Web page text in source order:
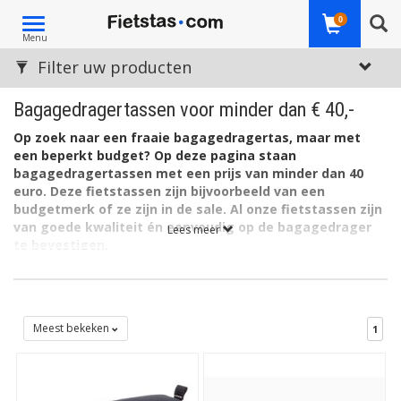
Toggle
navigation
Menu
0
Bagagedragertassen voor minder dan € 40,-
Op zoek naar een fraaie bagagedragertas, maar met
een beperkt budget? Op deze pagina staan
bagagedragertassen met een prijs van minder dan 40
euro. Deze fietstassen zijn bijvoorbeeld van een
budgetmerk of ze zijn in de sale. Al onze fietstassen zijn
van goede kwaliteit én eenvoudig op de bagagedrager
Prijzen van bagagedragertassen
een fietstas. Een goedkope, eenvoudige fietstas met prima
basiskwaliteit? Gewoon heel betaalbaar, met meer
Lees meer
Filter uw producten
Meest bekeken 1